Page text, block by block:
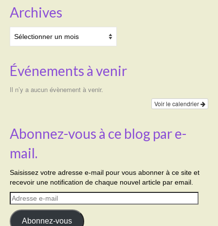
Archives
Événements à venir
Il n’y a aucun évènement à venir.
Voir le calendrier
Abonnez-vous à ce blog par e-
mail.
Saisissez votre adresse e-mail pour vous abonner à ce site et
recevoir une notification de chaque nouvel article par email.
Adresse
e-
mail
Abonnez-vous